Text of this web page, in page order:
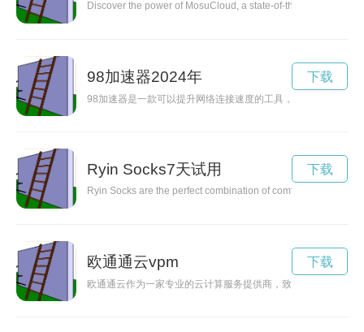
Discover the power of MosuCloud, a state-of-the-art cloud-
98加速器2024年
98加速器是一款可以提升网络连接速度的工具，能够让用户畅
下载
Ryin Socks7天试用
Ryin Socks are the perfect combination of comfort, durability,
下载
欧通通云vpm
欧通通云作为一家专业的云计算服务提供商，致力于为企业提
下载